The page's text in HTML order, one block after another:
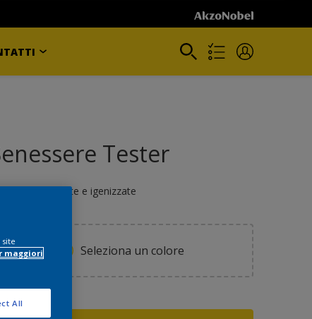
Tester
sempre pulite e igenizzate
Seleziona un colore
maggiori
All